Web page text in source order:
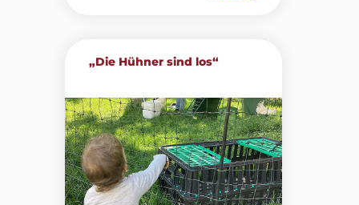
„Die Hühner sind los“